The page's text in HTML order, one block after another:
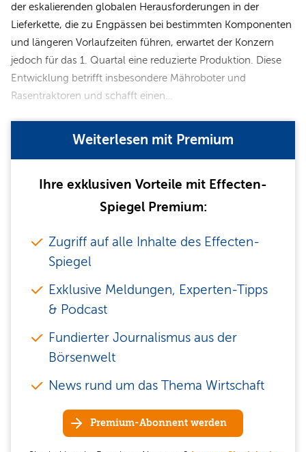
der eskalierenden globalen Herausforderungen in der
Lieferkette, die zu Engpässen bei bestimmten Komponenten
und längeren Vorlaufzeiten führen, erwartet der Konzern
jedoch für das 1. Quartal eine reduzierte Produktion. Diese
Entwicklung betrifft insbesondere Mähroboter und
Rasentraktoren und schafft einen…
Weiterlesen mit Premium
Ihre exklusiven Vorteile mit Effecten-
Spiegel Premium:
Zugriff auf alle Inhalte des Effecten-
Spiegel
Exklusive Meldungen, Experten-Tipps
& Podcast
Fundierter Journalismus aus der
Börsenwelt
News rund um das Thema Wirtschaft
Premium-Abonnent werden